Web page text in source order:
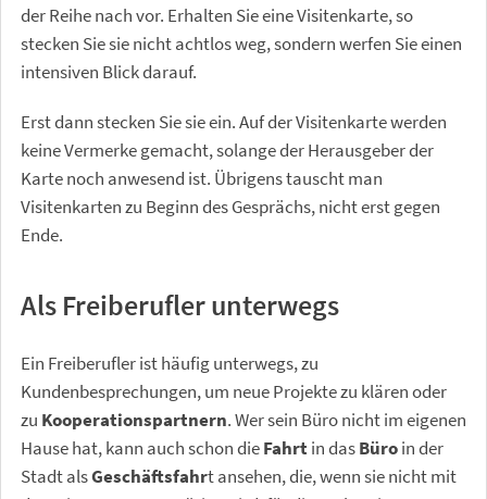
der Reihe nach vor. Erhalten Sie eine Visitenkarte, so
stecken Sie sie nicht achtlos weg, sondern werfen Sie einen
intensiven Blick darauf.
Erst dann stecken Sie sie ein. Auf der Visitenkarte werden
keine Vermerke gemacht, solange der Herausgeber der
Karte noch anwesend ist. Übrigens tauscht man
Visitenkarten zu Beginn des Gesprächs, nicht erst gegen
Ende.
Als Freiberufler unterwegs
Ein Freiberufler ist häufig unterwegs, zu
Kundenbesprechungen, um neue Projekte zu klären oder
zu Kooperationspartnern. Wer sein Büro nicht im eigenen
Hause hat, kann auch schon dieFahrt in dasBüroin der
Stadt alsGeschäftsfahrt ansehen, die, wenn sie nicht mit